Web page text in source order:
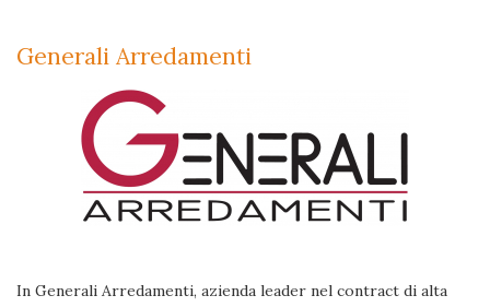
Generali Arredamenti
In Generali Arredamenti, azienda leader nel contract di alta